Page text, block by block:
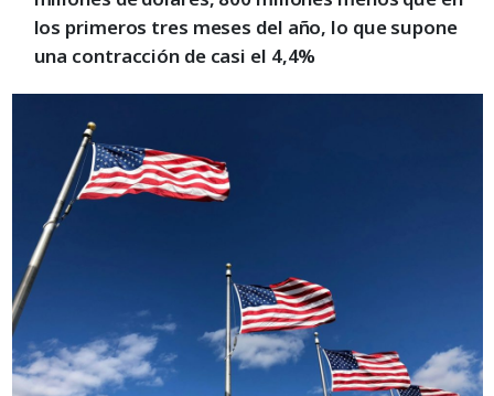
los primeros tres meses del año, lo que supone
una contracción de casi el 4,4%